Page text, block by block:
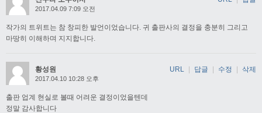
2017.04.09 7:09 오전
작가의 트위트는 참 창피한 발언이었습니다. 귀 출판사의 결정을 충분히 그리고
마땅히 이해하며 지지합니다.
황성원
2017.04.10 10:28 오후
출판 업계 현실로 볼때 어려운 결정이었을텐데
정말 감사합니다
URL 답글 수정 삭제